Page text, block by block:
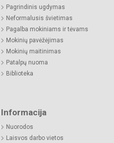
Pagrindinis ugdymas
Neformalusis švietimas
Pagalba mokiniams ir tėvams
Mokinių pavėžėjimas
Mokinių maitinimas
Patalpų nuoma
Biblioteka
Informacija
Nuorodos
Laisvos darbo vietos